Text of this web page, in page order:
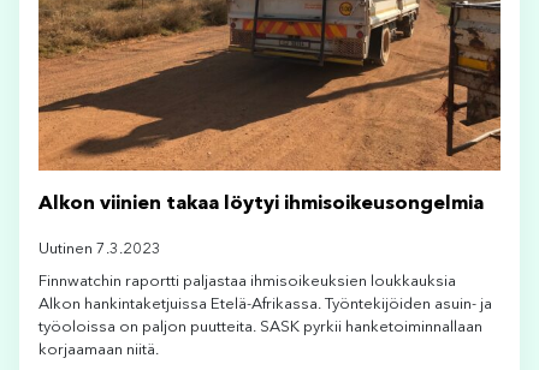
Alkon viinien takaa löytyi ihmisoikeusongelmia
Uutinen 7.3.2023
Finnwatchin raportti paljastaa ihmisoikeuksien loukkauksia
Alkon hankintaketjuissa Etelä-Afrikassa. Työntekijöiden asuin- ja
työoloissa on paljon puutteita. SASK pyrkii hanketoiminnallaan
korjaamaan niitä.